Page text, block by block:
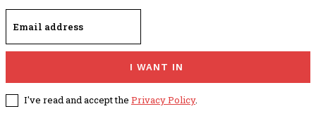
I WANT IN
I've read and accept the Privacy Policy.